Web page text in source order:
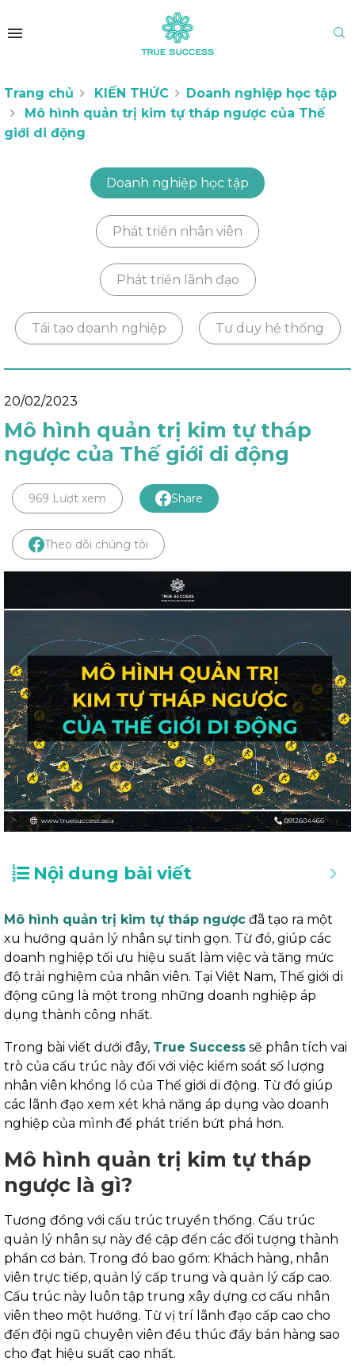
Trang chủ KIẾN THỨC
Doanh nghiệp học tập
Mô hình quản trị kim tự tháp ngược của Thế
giới di động
Doanh nghiệp học tập
Phát triển nhân viên
Phát triển lãnh đạo
Tái tạo doanh nghiệp Tư duy hệ thống
20/02/2023
Mô hình quản trị kim tự tháp
ngược của Thế giới di động
969 Lượt xem Share
Theo dõi chúng tôi
Nội dung bài viết
Mô hình quản trị kim tự tháp ngược đã tạo ra một
xu hướng quản lý nhân sự tinh gọn. Từ đó, giúp các
doanh nghiệp tối ưu hiệu suất làm việc và tăng mức
độ trải nghiệm của nhân viên. Tại Việt Nam, Thế giới di
động cũng là một trong những doanh nghiệp áp
dụng thành công nhất.
Trong bài viết dưới đây, True Success sẽ phân tích vai
trò của cấu trúc này đối với việc kiểm soát số lượng
nhân viên khổng lồ của Thế giới di động. Từ đó giúp
các lãnh đạo xem xét khả năng áp dụng vào doanh
nghiệp của mình để phát triển bứt phá hơn.
Mô hình quản trị kim tự tháp
ngược là gì?
Tương đồng với cấu trúc truyền thống. Cấu trúc
quản lý nhân sự này đề cập đến các đối tượng thành
phần cơ bản. Trong đó bao gồm: Khách hàng, nhân
viên trực tiếp, quản lý cấp trung và quản lý cấp cao.
Cấu trúc này luôn tập trung xây dựng cơ cấu nhân
viên theo một hướng. Từ vị trí lãnh đạo cấp cao cho
đến đội ngũ chuyên viên đều thúc đẩy bán hàng sao
cho đạt hiệu suất cao nhất.